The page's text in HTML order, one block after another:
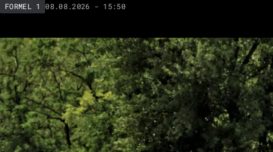
FORMEL 1 08.08.2026 - 15:50